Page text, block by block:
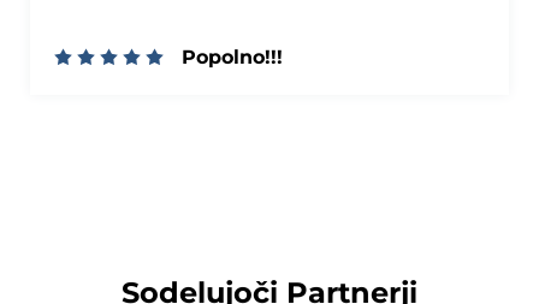
Popolno!!!
Sodelujoči Partnerji